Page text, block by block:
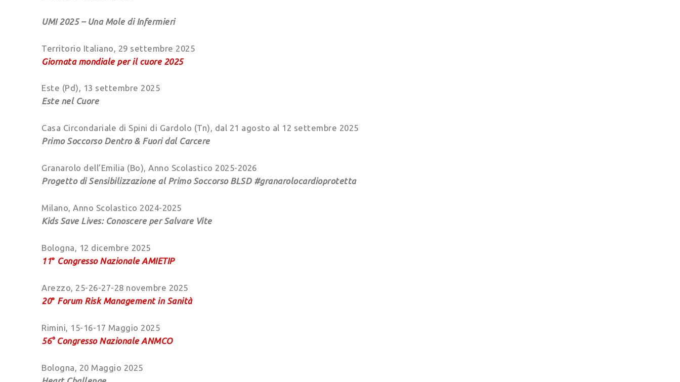
UMI 2025 – Una Mole di Infermieri
Territorio Italiano, 29 settembre 2025
Giornata mondiale per il cuore 2025
Este (Pd), 13 settembre 2025
Este nel Cuore
Casa Circondariale di Spini di Gardolo (Tn), dal 21 agosto al 12 settembre 2025
Primo Soccorso Dentro & Fuori dal Carcere
Granarolo dell’Emilia (Bo), Anno Scolastico 2025-2026
Progetto di Sensibilizzazione al Primo Soccorso BLSD #granarolocardioprotetta
Milano, Anno Scolastico 2024-2025
Kids Save Lives: Conoscere per Salvare Vite
Bologna, 12 dicembre 2025
11° Congresso Nazionale AMIETIP
Arezzo, 25-26-27-28 novembre 2025
20° Forum Risk Management in Sanità
Rimini, 15-16-17 Maggio 2025
56° Congresso Nazionale ANMCO
Bologna, 20 Maggio 2025